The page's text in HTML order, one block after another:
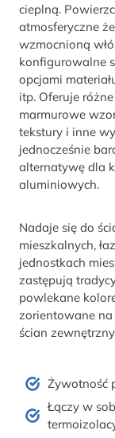
cieplną.
atmosferyczne
wzmocnioną
konfigurowalne
opcjami
itp. Oferuje
marmurowe
tekstury i inne
jednocześnie
alternatywę dla
aluminiowych.
Nadaje się do
mieszkalnych,
jednostkach
zastępują
powlekane
zorientowane na
ścian
Żywotność
Łączy w